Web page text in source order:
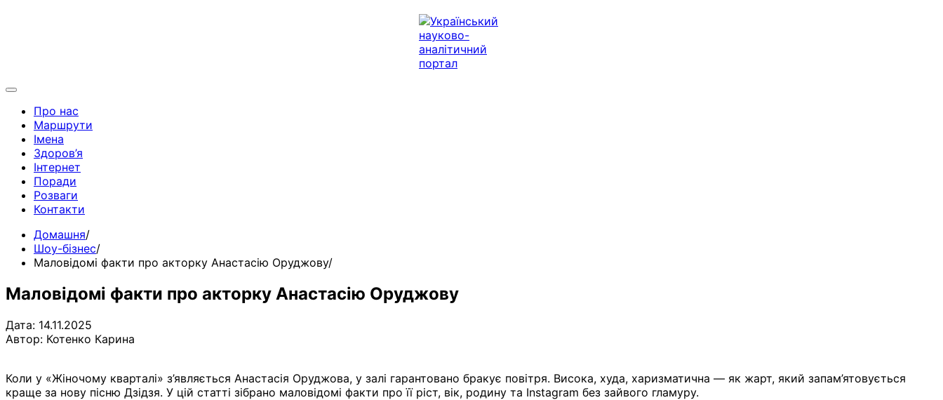
Про нас
Маршрути
Імена
Здоров’я
Інтернет
Поради
Розваги
Контакти
Домашня
Шоу-бізнес
Маловідомі факти про акторку Анастасію Оруджову
Маловідомі факти про акторку Анастасію Оруджову
Дата: 14.11.2025
Автор: Котенко Карина
Коли у «Жіночому кварталі» з’являється Анастасія Оруджова, у залі гарантовано бракує повітря. Висока, худа, харизматична — як жарт, який запам’ятовується
краще за нову пісню Дзідзя. У цій статті зібрано маловідомі факти про її ріст, вік, родину та Instagram без зайвого гламуру.